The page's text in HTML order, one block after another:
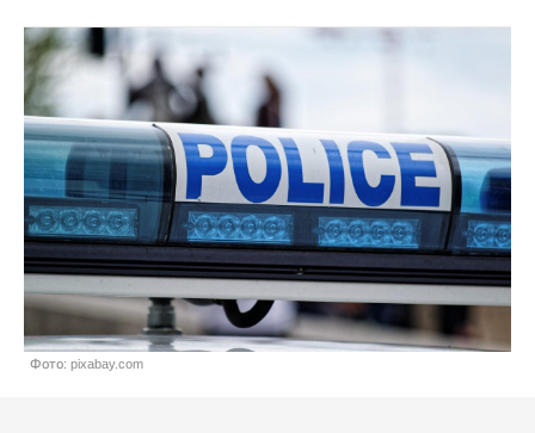
Фото: pixabay.com